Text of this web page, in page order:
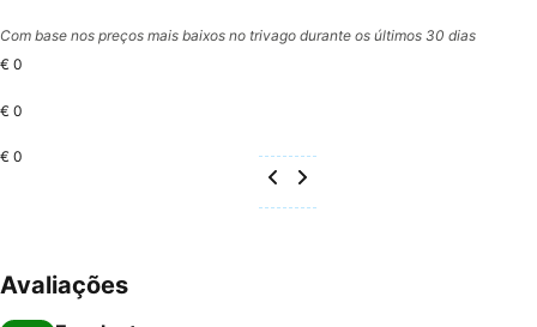
Com base nos preços mais baixos no trivago durante os últimos 30 dias
€ 0
€ 0
€ 0
Avaliações